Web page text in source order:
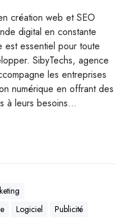
création web et SEO
digital en constante
est essentiel pour toute
SibyTechs, agence
les entreprises
numérique en offrant des
à leurs besoins…
Logiciel
Publicité